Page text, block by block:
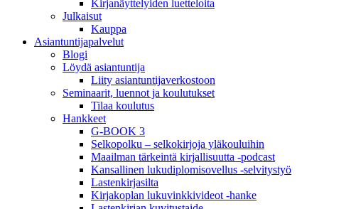
Kirjanäyttelyiden luetteloita
Julkaisut
Kauppa
Asiantuntija­palvelut
Blogi
Löydä asiantuntija
Liity asiantuntijaverkostoon
Seminaarit, luennot ja koulutukset
Tilaa koulutus
Hankkeet
G-BOOK 3
Selkopolku – selkokirjoja yläkouluihin
Maailman tärkeintä kirjallisuutta -podcast
Kansallinen lukudiplomisovellus -selvitystyö
Lastenkirjasilta
Kirjakoplan lukuvinkkivideot -hanke